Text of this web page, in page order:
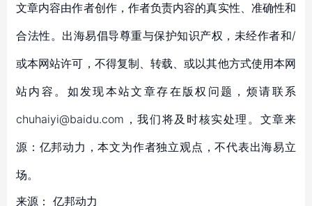
文章内容由作者创作，作者负责内容的真实性、准确性和
合法性。出海易倡导尊重与保护知识产权，未经作者和/
或本网站许可，不得复制、转载、或以其他方式使用本网
站内容。如发现本站文章存在版权问题，烦请联系
chuhaiyi@baidu.com，我们将及时核实处理。文章来
源：亿邦动力，本文为作者独立观点，不代表出海易立
场。
来源： 亿邦动力